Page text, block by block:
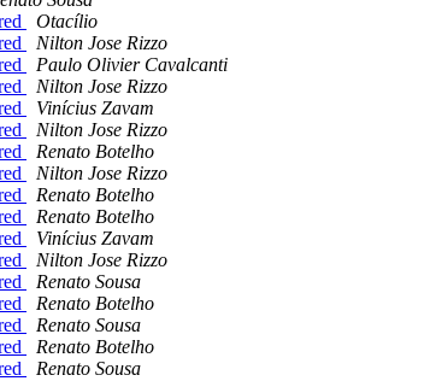
Otacílio
Nilton Jose Rizzo
Paulo Olivier Cavalcanti
Nilton Jose Rizzo
Vinícius Zavam
Nilton Jose Rizzo
Renato Botelho
Nilton Jose Rizzo
Renato Botelho
Renato Botelho
Vinícius Zavam
Nilton Jose Rizzo
Renato Sousa
Renato Botelho
Renato Sousa
Renato Botelho
Renato Sousa